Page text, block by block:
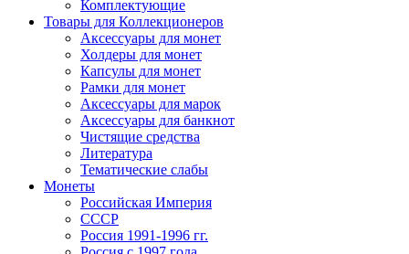
Комплектующие
Товары для Коллекционеров
Аксессуары для монет
Холдеры для монет
Капсулы для монет
Рамки для монет
Аксессуары для марок
Аксессуары для банкнот
Чистящие средства
Литература
Тематические слабы
Монеты
Российская Империя
СССР
Россия 1991-1996 гг.